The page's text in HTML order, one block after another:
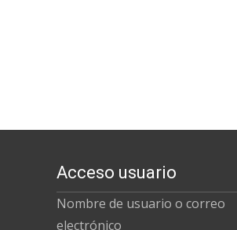
Acceso usuario
Nombre de usuario o correo
electrónico